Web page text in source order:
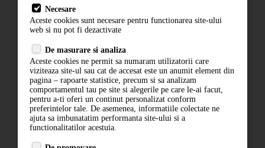
Livrare
Contact
Politica de confidentialitate
ANPC
Necesare
Aceste cookies sunt necesare pentru functionarea site-ului
web si nu pot fi dezactivate
De masurare si analiza
Aceste cookies ne permit sa numaram utilizatorii care
viziteaza site-ul sau cat de accesat este un anumit element din
pagina – rapoarte statistice, precum si sa analizam
comportamentul tau pe site si alegerile pe care le-ai facut,
pentru a-ti oferi un continut personalizat conform
preferintelor tale. De asemenea, informatiile colectate ne
ajuta sa imbunatatim performanta site-ului si a
functionalitatilor acestuia.